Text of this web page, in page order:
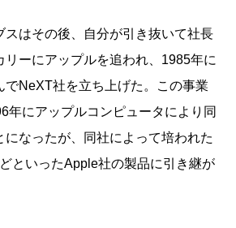
スはその後、自分が引き抜いて社長
リーにアップルを追われ、1985年に
でNeXT社を立ち上げた。この事業
年にアップルコンピュータにより同
になったが、同社によって培われた
といったApple社の製品に引き継が